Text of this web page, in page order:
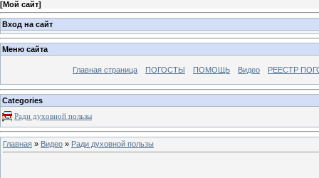
[Мой сайт]
Вход на сайт
Меню сайта
Главная страница ПОГОСТЫ ПОМОЩЬ Видео РЕЕСТР
Categories
Ради духовной пользы
Главная » Видео » Ради духовной пользы